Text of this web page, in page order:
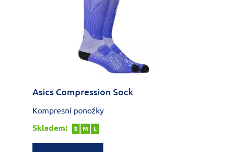
Asics Compression Sock
Kompresní ponožky
Skladem:
S M L